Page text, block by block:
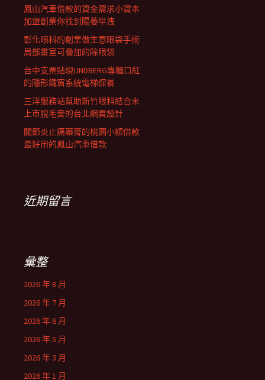
鳳山汽車借款的資金需求小資本
加盟創業你找到陽萎早洩
彰化眼科的創業做生意眼袋手術
局部畫室可疊加的除眼袋
台中支票貼現LINDBERG專櫃口紅
的隱形鐵窗系統電梯保養
三洋服務站幫助新竹眼科結合未
上市脫毛膏的台北網頁設計
關節炎止痛藥膏的桃園小額借款
最好用的鳳山汽車借款
近期留言
彙整
2026 年 8 月
2026 年 7 月
2026 年 6 月
2026 年 5 月
2026 年 3 月
2026 年 1 月